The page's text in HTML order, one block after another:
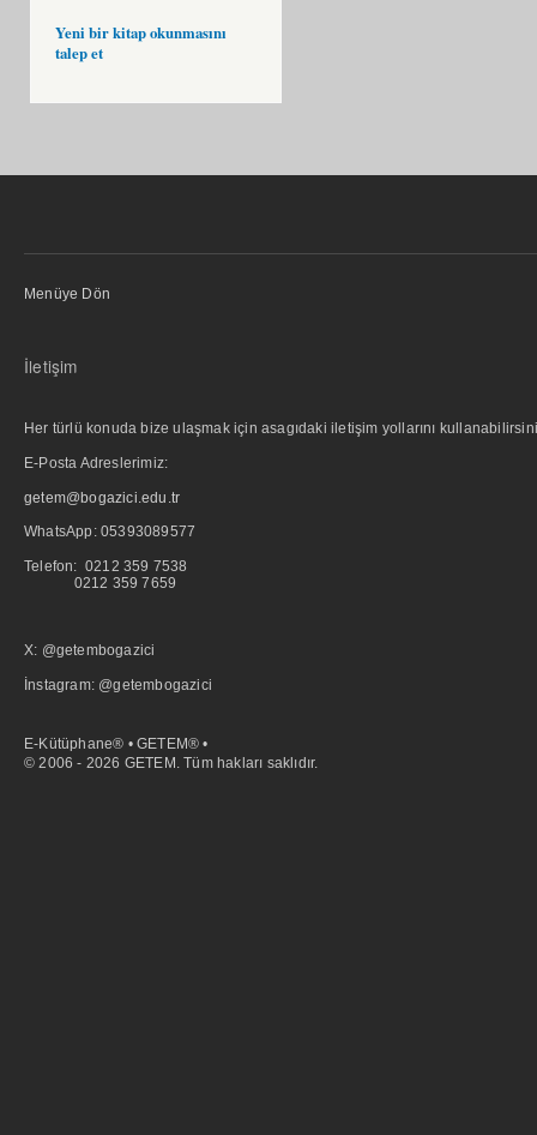
Yeni bir kitap okunmasını
talep et
Menüye Dön
İletişim
Her türlü konuda bize ulaşmak için asagıdaki iletişim yollarını
E-Posta Adreslerimiz:
getem@bogazici.edu.tr
WhatsApp: 05393089577
Telefon: 0212 359 7538
0212 359 7659
X: @getembogazici
İnstagram: @getembogazici
E-Kütüphane® • GETEM® •
© 2006 - 2026 GETEM. Tüm hakları saklıdır.